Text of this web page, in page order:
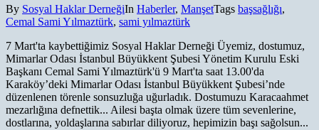
By Sosyal Haklar DerneğiIn Haberler, ManşetTags başsağlığı,
Cemal Sami Yılmaztürk, sami yılmaztürk
7 Mart'ta kaybettiğimiz Sosyal Haklar Derneği Üyemiz, dostumuz,
Mimarlar Odası İstanbul Büyükkent Şubesi Yönetim Kurulu Eski
Başkanı Cemal Sami Yılmaztürk'ü 9 Mart'ta saat 13.00'da
Karaköy’deki Mimarlar Odası İstanbul Büyükkent Şubesi’nde
düzenlenen törenle sonsuzluğa uğurladık. Dostumuzu Karacaahmet
mezarlığına defnettik... Ailesi başta olmak üzere tüm sevenlerine,
dostlarına, yoldaşlarına sabırlar diliyoruz, hepimizin başı sağolsun...